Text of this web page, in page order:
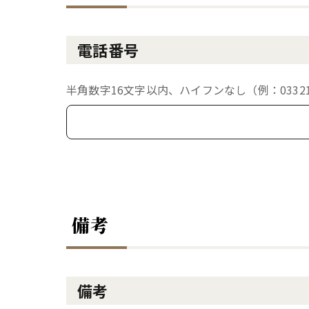
電話番号
半角数字16文字以内、ハイフンなし（例：
備考
備考